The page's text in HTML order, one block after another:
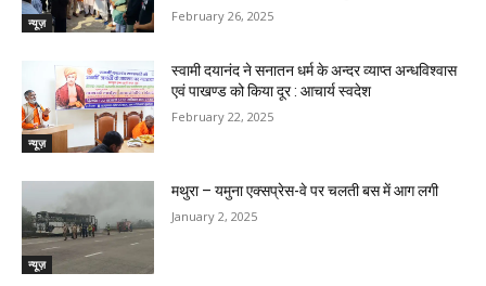
न्यूज़ February 26, 2025
न्यूज़
स्वामी दयानंद ने सनातन धर्म के अन्दर व्याप्त अन्धविश्वास
एवं पाखण्ड को किया दूर : आचार्य स्वदेश
February 22, 2025
न्यूज़
मथुरा – यमुना एक्सप्रेस-वे पर चलती बस में आग लगी
January 2, 2025